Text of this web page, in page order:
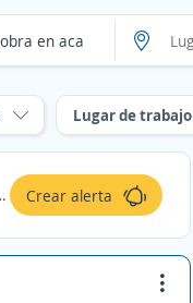
Lugar de trabajo
Crear alerta